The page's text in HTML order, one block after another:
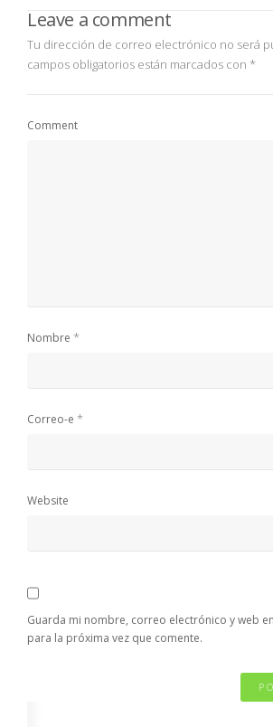
Leave a comment
Tu dirección de correo electrónico no será
campos obligatorios están marcados con *
Comment
Nombre *
Correo-e *
Website
Guarda mi nombre, correo electrónico y web
para la próxima vez que comente.